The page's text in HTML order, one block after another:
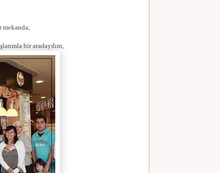
mekanda;
bir aradaydım;